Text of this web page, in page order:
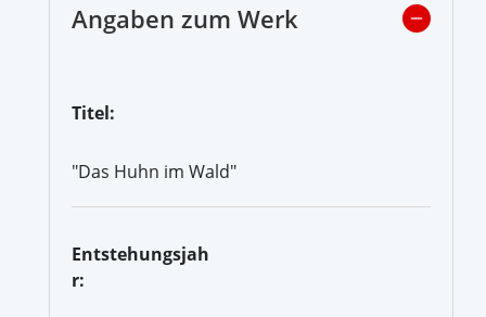
Angaben zum Werk
Titel:
"Das Huhn im Wald"
Entstehungsjah
r: